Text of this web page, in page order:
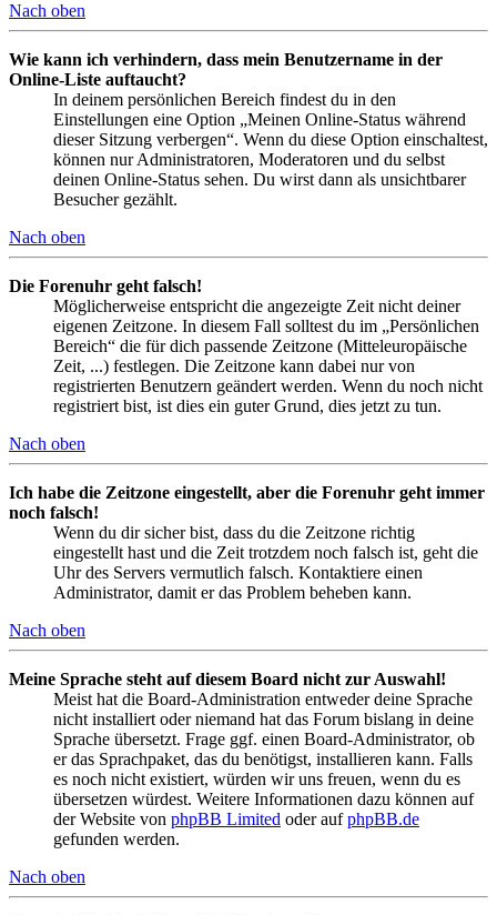
Nach oben
Wie kann ich verhindern, dass mein Benutzername in der
Online-Liste auftaucht?
In deinem persönlichen Bereich findest du in den
Einstellungen eine Option „Meinen Online-Status während
dieser Sitzung verbergen“. Wenn du diese Option einschaltest,
können nur Administratoren, Moderatoren und du selbst
deinen Online-Status sehen. Du wirst dann als unsichtbarer
Besucher gezählt.
Nach oben
Die Forenuhr geht falsch!
Möglicherweise entspricht die angezeigte Zeit nicht deiner
eigenen Zeitzone. In diesem Fall solltest du im „Persönlichen
Bereich“ die für dich passende Zeitzone (Mitteleuropäische
Zeit, ...) festlegen. Die Zeitzone kann dabei nur von
registrierten Benutzern geändert werden. Wenn du noch nicht
registriert bist, ist dies ein guter Grund, dies jetzt zu tun.
Nach oben
Ich habe die Zeitzone eingestellt, aber die Forenuhr geht immer
noch falsch!
Wenn du dir sicher bist, dass du die Zeitzone richtig
eingestellt hast und die Zeit trotzdem noch falsch ist, geht die
Uhr des Servers vermutlich falsch. Kontaktiere einen
Administrator, damit er das Problem beheben kann.
Nach oben
Meine Sprache steht auf diesem Board nicht zur Auswahl!
Meist hat die Board-Administration entweder deine Sprache
nicht installiert oder niemand hat das Forum bislang in deine
Sprache übersetzt. Frage ggf. einen Board-Administrator, ob
er das Sprachpaket, das du benötigst, installieren kann. Falls
es noch nicht existiert, würden wir uns freuen, wenn du es
übersetzen würdest. Weitere Informationen dazu können auf
der Website von phpBB Limited oder aufphpBB.de
gefunden werden.
Nach oben